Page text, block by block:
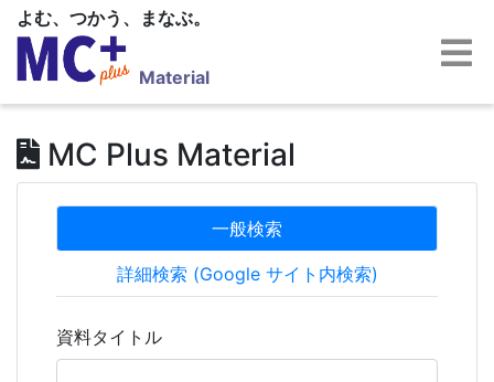
よむ、つかう、まなぶ。
Material
MC Plus Material
一般検索
詳細検索 (Google サイト内検索)
資料タイトル